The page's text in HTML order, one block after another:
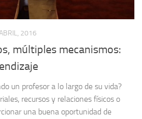
2016
múltiples mecanismos:
un profesor a lo largo de su vida?
recursos y relaciones físicos o
una buena oportunidad de